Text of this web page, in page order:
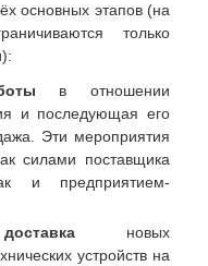
основных этапов (на
только
в отношении
и последующая его
Эти мероприятия
силами поставщика
и предприятием-
новых
устройств на